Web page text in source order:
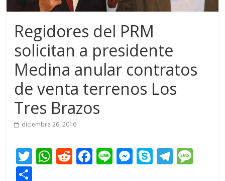
Regidores del PRM
solicitan a presidente
Medina anular contratos
de venta terrenos Los
Tres Brazos
diciembre 26, 2016
T W R F Li M S T